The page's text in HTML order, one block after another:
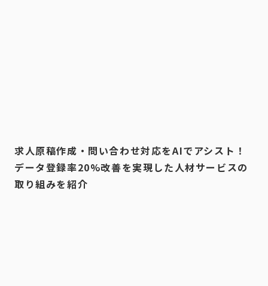
求人原稿作成・問い合わせ対応をAIでアシスト！
データ登録率20%改善を実現した人材サービスの
取り組みを紹介